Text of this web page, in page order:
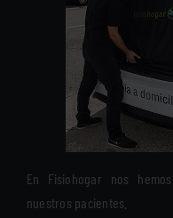
En Fisiohogar nos
nuestros pacientes.